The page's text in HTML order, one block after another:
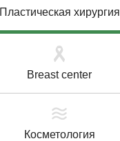
Пластическая хирургия
Breast center
Косметология